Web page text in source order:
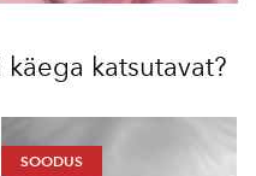
katsutavat?
SOODUS